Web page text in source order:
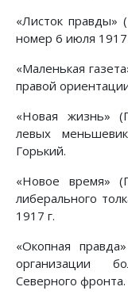
«Листок
номер 6 июля
«Маленькая
правой
«Новая жизнь»
левых
Горький.
«Новое время»
либерального
1917 г.
«Окопная
организации
Северного фронта.